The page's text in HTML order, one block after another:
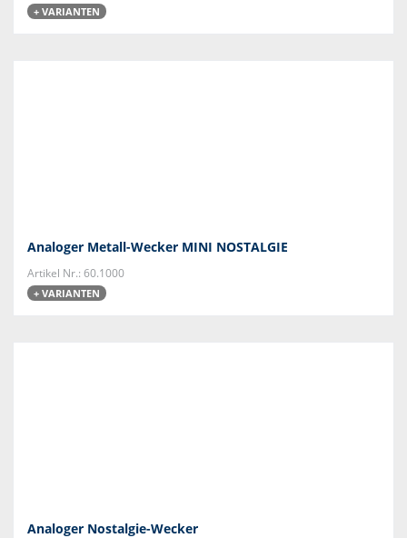
+ VARIANTEN
Analoger Metall-Wecker MINI NOSTALGIE
Artikel Nr.: 60.1000
+ VARIANTEN
Analoger Nostalgie-Wecker